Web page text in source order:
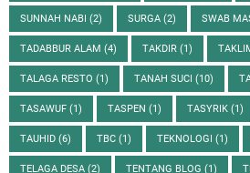
SUNNAH NABI (2) SURGA (2) SWAB
TADABBUR ALAM (4) TAKDIR (1)
TALAGA RESTO (1) TANAH SUCI (10)
TASAWUF (1) TASPEN (1) TASYRIK (1)
TAUHID (6) TBC (1) TEKNOLOGI (1)
TELAGA DESA (2) TENTANG BLOG (1)